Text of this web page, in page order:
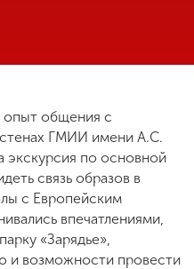
опыт общения с
ГМИИ имени А.С.
экскурсия по основной
связь образов в
с Европейским
впечатлениями,
«Зарядье»,
и возможности провести